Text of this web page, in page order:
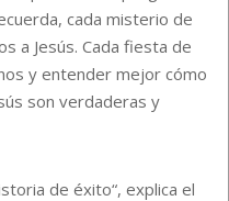
cada misterio de
a Jesús. Cada fiesta de
y entender mejor cómo
son verdaderas y
de éxito“, explica el